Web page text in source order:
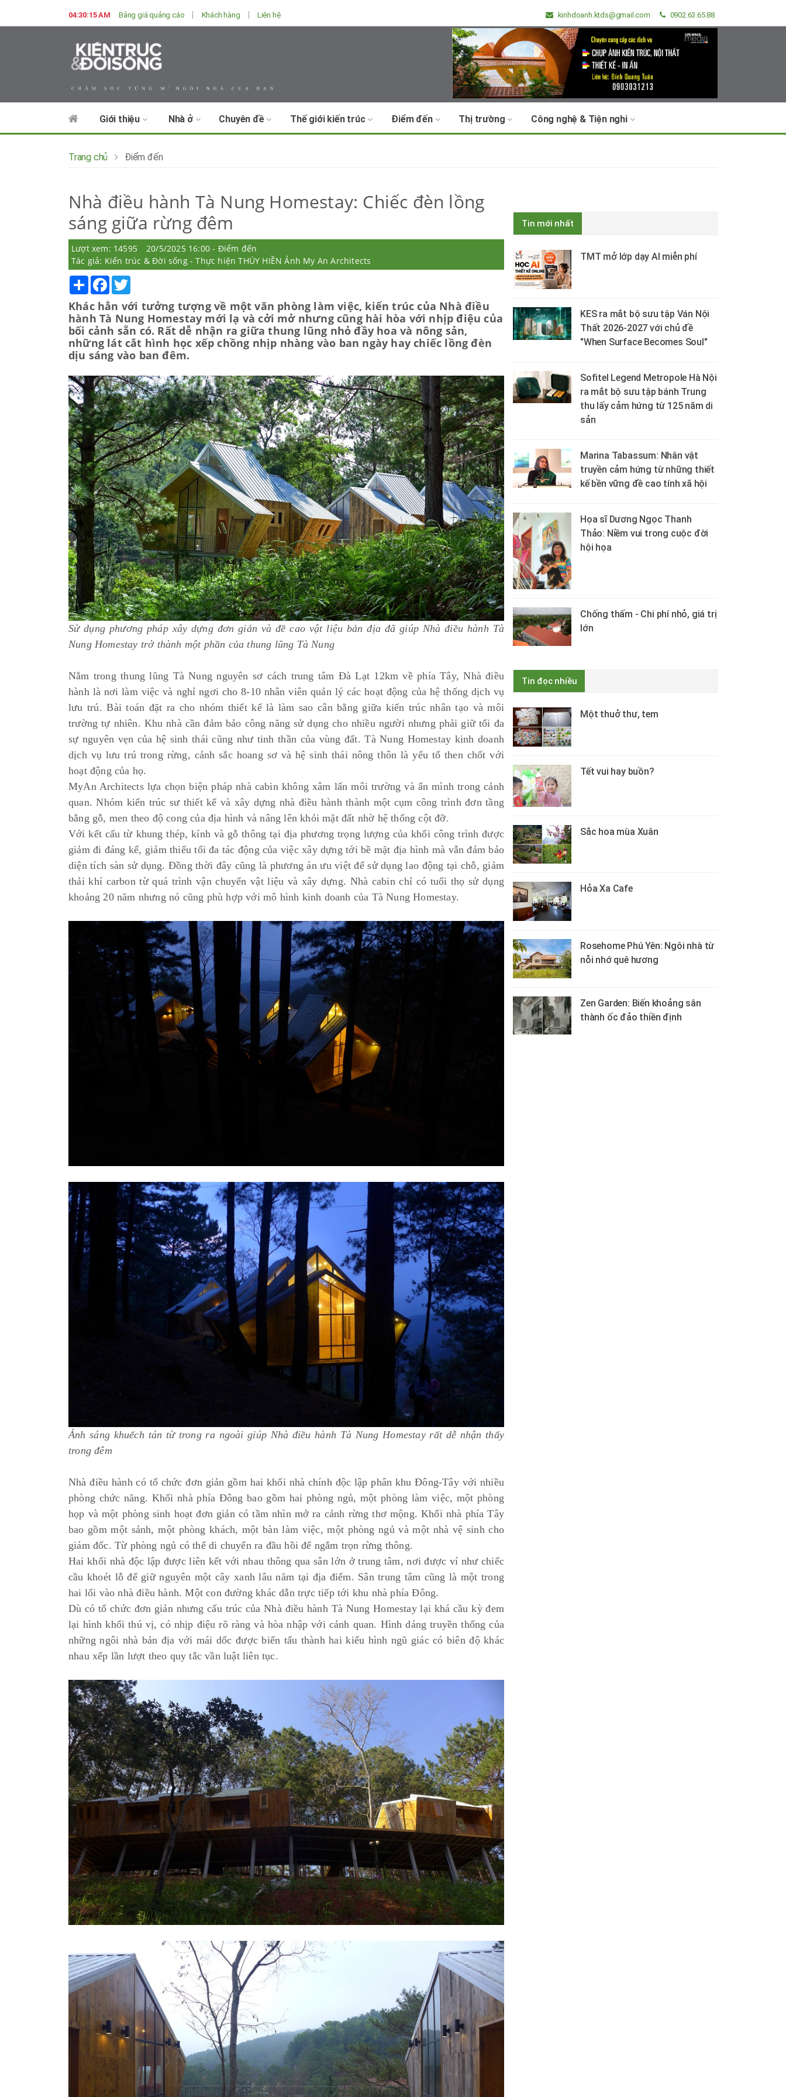
04:30:17 AM Bảng giá quảng cáo Khách hàng Liên hệ kinhdoanh.ktds@gmail.com 0902.63.65.88
Giới thiệu Nhà ở Chuyên đề Thế giới kiến trúc Điểm đến Thị trường Công nghệ & Tiện nghi
Trang chủ Điểm đến
Nhà điều hành Tà Nung Homestay: Chiếc đèn lồng
sáng giữa rừng đêm
Lượt xem: 14595
20/5/2025 16:00 - Điểm đến
Tác giả: Kiến trúc & Đời sống - Thực hiện THÚY HIỀN Ảnh My An Architects
Share Facebook
Khác hẳn với tưởng tượng về một văn phòng làm việc, kiến trúc của Nhà điều
hành Tà Nung Homestay mới lạ và cởi mở nhưng cũng hài hòa với nhịp điệu của
bối cảnh sẵn có. Rất dễ nhận ra giữa thung lũng nhỏ đầy hoa và nông sản,
những lát cắt hình học xếp chồng nhịp nhàng vào ban ngày hay chiếc lồng đèn
dịu sáng vào ban đêm.
Sử dụng phương pháp xây dựng đơn giản và đề cao vật liệu bản địa đã giúp Nhà điều hành Tà
Nung Homestay trở thành một phần của thung lũng Tà Nung
Nằm trong thung lũng Tà Nung nguyên sơ cách trung tâm Đà Lạt 12km về phía Tây, Nhà điều
hành là nơi làm việc và nghỉ ngơi cho 8-10 nhân viên quản lý các hoạt động của hệ thống dịch vụ
lưu trú. Bài toán đặt ra cho nhóm thiết kế là làm sao cân bằng giữa kiến trúc nhân tạo và môi
trường tự nhiên. Khu nhà cần đảm bảo công năng sử dụng cho nhiều người nhưng phải giữ tối đa
sự nguyên vẹn của hệ sinh thái cũng như tinh thần của vùng đất. Tà Nung Homestay kinh doanh
dịch vụ lưu trú trong rừng, cảnh sắc hoang sơ và hệ sinh thái nông thôn là yếu tố then chốt với
hoạt động của họ.
MyAn Architects lựa chọn biện pháp nhà cabin không xâm lấn môi trường và ẩn mình trong cảnh
quan. Nhóm kiến trúc sư thiết kế và xây dựng nhà điều hành thành một cụm công trình đơn tầng
bằng gỗ, men theo độ cong của địa hình và nâng lên khỏi mặt đất nhờ hệ thống cột đỡ.
Với kết cấu từ khung thép, kính và gỗ thông tại địa phương trọng lượng của khối công trình được
giảm đi đáng kể, giảm thiểu tối đa tác động của việc xây dựng tới bề mặt địa hình mà vẫn đảm bảo
diện tích sàn sử dụng. Đồng thời đây cũng là phương án ưu việt để sử dụng lao động tại chỗ, giảm
thải khí carbon từ quá trình vận chuyển vật liệu và xây dựng. Nhà cabin chỉ có tuổi thọ sử dụng
khoảng 20 năm nhưng nó cũng phù hợp với mô hình kinh doanh của Tà Nung Homestay.
Ảnh sáng khuếch tán từ trong ra ngoài giúp Nhà điều hành Tà Nung Homestay rất dễ nhận thấy
trong đêm
Nhà điều hành có tổ chức đơn giản gồm hai khối nhà chính độc lập phân khu Đông-Tây với nhiều
phòng chức năng. Khối nhà phía Đông bao gồm hai phòng ngủ, một phòng làm việc, một phòng
họp và một phòng sinh hoạt đơn giản có tầm nhìn mở ra cảnh rừng thơ mộng. Khối nhà phía Tây
bao gồm một sảnh, một phòng khách, một bàn làm việc, một phòng ngủ và một nhà vệ sinh cho
giám đốc. Từ phòng ngủ có thể di chuyển ra đầu hồi để ngắm trọn rừng thông.
Hai khối nhà độc lập được liên kết với nhau thông qua sân lớn ở trung tâm, nơi được ví như chiếc
cầu khoét lỗ để giữ nguyên một cây xanh lâu năm tại địa điểm. Sân trung tâm cũng là một trong
hai lối vào nhà điều hành. Một con đường khác dẫn trực tiếp tới khu nhà phía Đông.
Dù có tổ chức đơn giản nhưng cấu trúc của Nhà điều hành Tà Nung Homestay lại khá cầu kỳ đem
lại hình khối thú vị, có nhịp điệu rõ ràng và hòa nhập với cảnh quan. Hình dáng truyền thống của
những ngôi nhà bản địa với mái dốc được biến tấu thành hai kiểu hình ngũ giác có biên độ khác
nhau xếp lần lượt theo quy tắc vần luật liên tục.
Tin mới nhất
TMT mở lớp dạy AI miễn phí
KES ra mắt bộ sưu tập Ván Nội
Thất 2026-2027 với chủ đề
"When Surface Becomes Soul"
Sofitel Legend Metropole Hà Nội
ra mắt bộ sưu tập bánh Trung
thu lấy cảm hứng từ 125 năm di
sản
Marina Tabassum: Nhân vật
truyền cảm hứng từ những thiết
kế bền vững đề cao tính xã hội
Họa sĩ Dương Ngọc Thanh
Thảo: Niềm vui trong cuộc đời
hội họa
Chống thấm - Chi phí nhỏ, giá trị
lớn
Tin đọc nhiều
Một thuở thư, tem
Tết vui hay buồn?
Sắc hoa mùa Xuân
Hỏa Xa Cafe
Rosehome Phú Yên: Ngôi nhà từ
nỗi nhớ quê hương
Zen Garden: Biến khoảng sân
thành ốc đảo thiền định